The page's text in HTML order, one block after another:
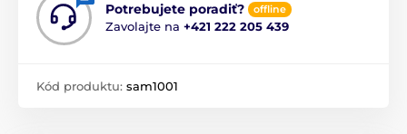
Potrebujete poradiť? offline
Zavolajte na +421 222 205 439
Kód produktu: sam1001